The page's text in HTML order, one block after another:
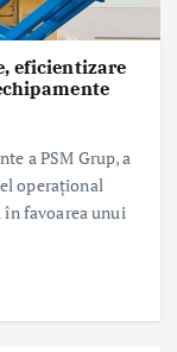
eficientizare
a PSM Grup, a
operațional
favoarea unui